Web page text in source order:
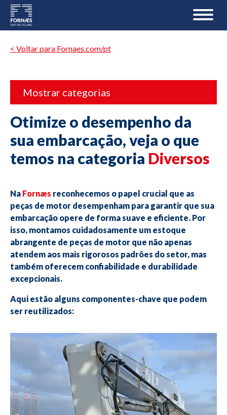
< Voltar para Fornaes.com/pt
Mostrar categorias
Otimize o desempenho da
sua embarcação, veja o que
temos na categoria Diversos
Na Fornæs reconhecemos o papel crucial que as
peças de motor desempenham para garantir que sua
embarcação opere de forma suave e eficiente. Por
isso, montamos cuidadosamente um estoque
abrangente de peças de motor que não apenas
atendem aos mais rigorosos padrões do setor, mas
também oferecem confiabilidade e durabilidade
excepcionais.
Aqui estão alguns componentes-chave que podem
ser reutilizados: